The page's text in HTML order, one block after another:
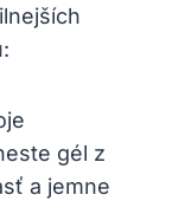
gél z
a jemne